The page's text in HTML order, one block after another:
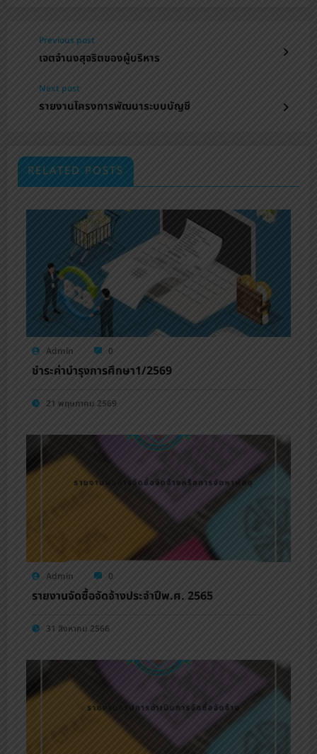
Previous post
เจตจำนงสุจริตของผู้บริหาร
Next post
รายงานโครงการพัฒนาระบบบัญชี
RELATED POSTS
Admin 0
ชำระค่าบำรุงการศึกษา1/2569
21 พฤษภาคม 2569
Admin 0
รายงานจัดซื้อจัดจ้างประจำปีพ.ศ. 2565
31 สิงหาคม 2566